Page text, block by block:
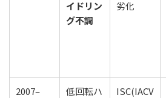
イドリン
グ不調
劣化
2007–
低回転ハ
ISC(IACV